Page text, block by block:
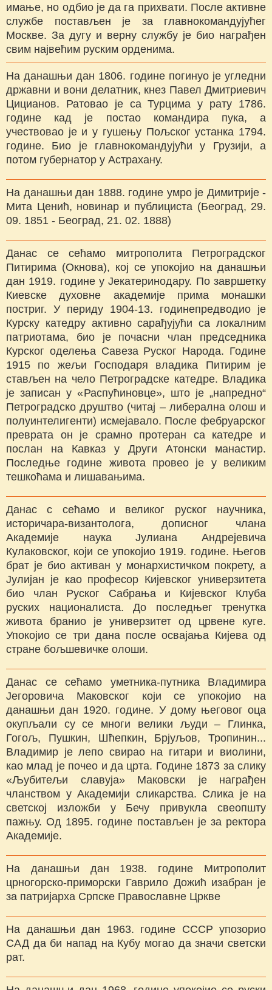
имање, но одбио је да га прихвати. После активне
службе постављен је за главнокомандујућег
Москве. За дугу и верну службу је био награђен
свим највећим руским орденима.
На данашњи дан 1806. године погинуо је угледни
државни и вони делатник, кнез Павел Дмитриевич
Цицианов. Ратовао је са Турцима у рату 1786.
године кад је постао командира пука, а
учествовао је и у гушењу Пољског устанка 1794.
године. Био је главнокомандујући у Грузији, а
потом губернатор у Астрахану.
На данашњи дан 1888. године умро је Димитрије -
Мита Ценић, новинар и публициста (Београд, 29.
09. 1851 - Београд, 21. 02. 1888)
Данас се сећамо митрополита Петроградског
Питирима (Окнова), кој се упокојио на данашњи
дан 1919. године у Јекатеринодару. По завршетку
Киевске духовне академије прима монашки
постриг. У периду 1904-13. годинепредводио је
Курску катедру активно сарађујући са локалним
патриотама, био је почасни члан председника
Курског оделења Савеза Руског Народа. Године
1915 по жељи Господаря владика Питирим је
стављен на чело Петроградске катедре. Владика
је записан у «Распућиновце», што је „напредно“
Петроградско друштво (читај – либерална олош и
полуинтелигенти) исмејавало. После фебруарског
преврата он је срамно протеран са катедре и
послан на Кавказ у Други Атонски манастир.
Последње године живота провео је у великим
тешкоћама и лишавањима.
Данас с сећамо и великог руског научника,
историчара-византолога, дописног члана
Академије наука Јулиана Андрејевича
Кулаковског, који се упокојио 1919. године. Његов
брат је био активан у монархистичком покрету, а
Јулијан је као професор Кијевског универзитета
био члан Руског Сабрања и Кијевског Клуба
руских националиста. До последњег тренутка
живота бранио је универзитет од црвене куге.
Упокојио се три дана после освајања Кијева од
стране бољшевичке олоши.
Данас се сећамо уметника-путника Владимира
Јегоровича Маковског који се упокојио на
данашњи дан 1920. године. У дому његовог оца
окупљали су се многи велики људи – Глинка,
Гогољ, Пушкин, Шћепкин, Брјуљов, Тропинин...
Владимир је лепо свирао на гитари и виолини,
као млад је почео и да црта. Године 1873 за слику
«Љубитељи славуја» Маковски је награђен
чланством у Академији сликарства. Слика је на
светској изложби у Бечу привукла свеопшту
пажњу. Од 1895. године постављен је за ректора
Академије.
На данашњи дан 1938. године Митрополит
црногорско-приморски Гаврило Дожић изабран је
за патријарха Српске Православне Цркве
На данашњи дан 1963. године СССР упозорио
САД да би напад на Кубу могао да значи светски
рат.